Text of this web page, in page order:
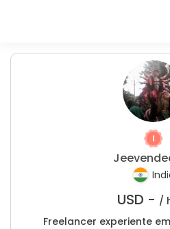
USD - /
Freelancer experiente